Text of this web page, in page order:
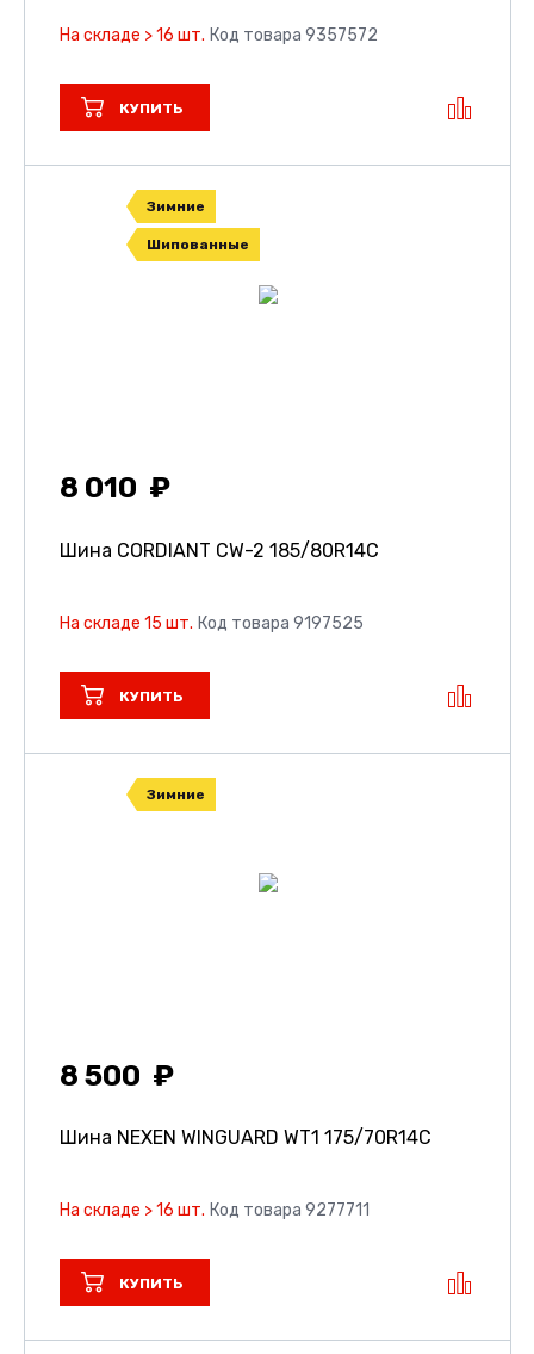
На складе > 16 шт. Код товара 9357572
КУПИТЬ
Зимние
Шипованные
8 010
Шина CORDIANT CW-2 185/80R14C
На складе 15 шт. Код товара 9197525
КУПИТЬ
Зимние
8 500
Шина NEXEN WINGUARD WT1 175/70R14C
На складе > 16 шт. Код товара 9277711
КУПИТЬ